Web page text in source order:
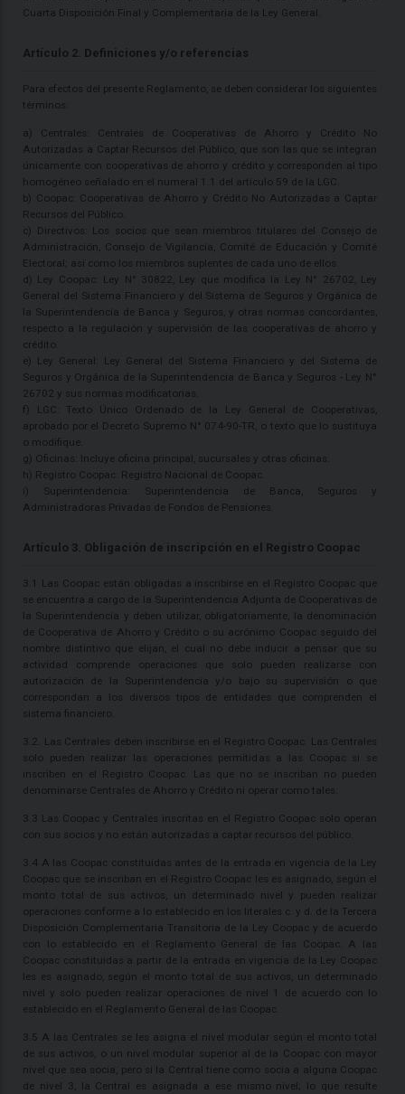
Cuarta Disposición Final y Complementaria de la Ley General.
Artículo 2. Definiciones y/o referencias
Para efectos del presente Reglamento, se deben considerar los siguientes
términos:
a) Centrales: Centrales de Cooperativas de Ahorro y Crédito No
Autorizadas a Captar Recursos del Público, que son las que se integran
únicamente con cooperativas de ahorro y crédito y corresponden al tipo
homogéneo señalado en el numeral 1.1 del artículo 59 de la LGC.
b) Coopac: Cooperativas de Ahorro y Crédito No Autorizadas a Captar
Recursos del Público.
c) Directivos: Los socios que sean miembros titulares del Consejo de
Administración, Consejo de Vigilancia, Comité de Educación y Comité
Electoral; así como los miembros suplentes de cada uno de ellos.
d) Ley Coopac: Ley N° 30822, Ley que modifica la Ley N° 26702, Ley
General del Sistema Financiero y del Sistema de Seguros y Orgánica de
la Superintendencia de Banca y Seguros, y otras normas concordantes,
respecto a la regulación y supervisión de las cooperativas de ahorro y
crédito.
e) Ley General: Ley General del Sistema Financiero y del Sistema de
Seguros y Orgánica de la Superintendencia de Banca y Seguros - Ley N°
26702 y sus normas modificatorias.
f) LGC: Texto Único Ordenado de la Ley General de Cooperativas,
aprobado por el Decreto Supremo N° 074-90-TR, o texto que lo sustituya
o modifique.
g) Oficinas: Incluye oficina principal, sucursales y otras oficinas.
h) Registro Coopac: Registro Nacional de Coopac.
i) Superintendencia: Superintendencia de Banca, Seguros y
Administradoras Privadas de Fondos de Pensiones.
Artículo 3. Obligación de inscripción en el Registro Coopac
3.1 Las Coopac están obligadas a inscribirse en el Registro Coopac que
se encuentra a cargo de la Superintendencia Adjunta de Cooperativas de
la Superintendencia y deben utilizar, obligatoriamente, la denominación
de Cooperativa de Ahorro y Crédito o su acrónimo Coopac seguido del
nombre distintivo que elijan, el cual no debe inducir a pensar que su
actividad comprende operaciones que solo pueden realizarse con
autorización de la Superintendencia y/o bajo su supervisión o que
correspondan a los diversos tipos de entidades que comprenden el
sistema financiero.
3.2. Las Centrales deben inscribirse en el Registro Coopac. Las Centrales
solo pueden realizar las operaciones permitidas a las Coopac si se
inscriben en el Registro Coopac. Las que no se inscriban no pueden
denominarse Centrales de Ahorro y Crédito ni operar como tales.
3.3 Las Coopac y Centrales inscritas en el Registro Coopac solo operan
con sus socios y no están autorizadas a captar recursos del público.
3.4 A las Coopac constituidas antes de la entrada en vigencia de la Ley
Coopac que se inscriban en el Registro Coopac les es asignado, según el
monto total de sus activos, un determinado nivel y pueden realizar
operaciones conforme a lo establecido en los literales c. y d. de la Tercera
Disposición Complementaria Transitoria de la Ley Coopac y de acuerdo
con lo establecido en el Reglamento General de las Coopac. A las
Coopac constituidas a partir de la entrada en vigencia de la Ley Coopac
les es asignado, según el monto total de sus activos, un determinado
nivel y solo pueden realizar operaciones de nivel 1 de acuerdo con lo
establecido en el Reglamento General de las Coopac.
3.5 A las Centrales se les asigna el nivel modular según el monto total
de sus activos, o un nivel modular superior al de la Coopac con mayor
nivel que sea socia, pero si la Central tiene como socia a alguna Coopac
de nivel 3, la Central es asignada a ese mismo nivel; lo que resulte